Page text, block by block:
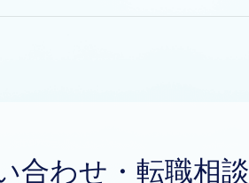
合わせ・転職相談